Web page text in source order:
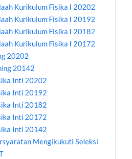
Kurikulum Fisika I 20202
Kurikulum Fisika I 20192
Kurikulum Fisika I 20182
Kurikulum Fisika I 20172
20202
20142
Inti 20202
Inti 20192
Inti 20182
Inti 20172
Inti 20142
Mengikukuti Seleksi